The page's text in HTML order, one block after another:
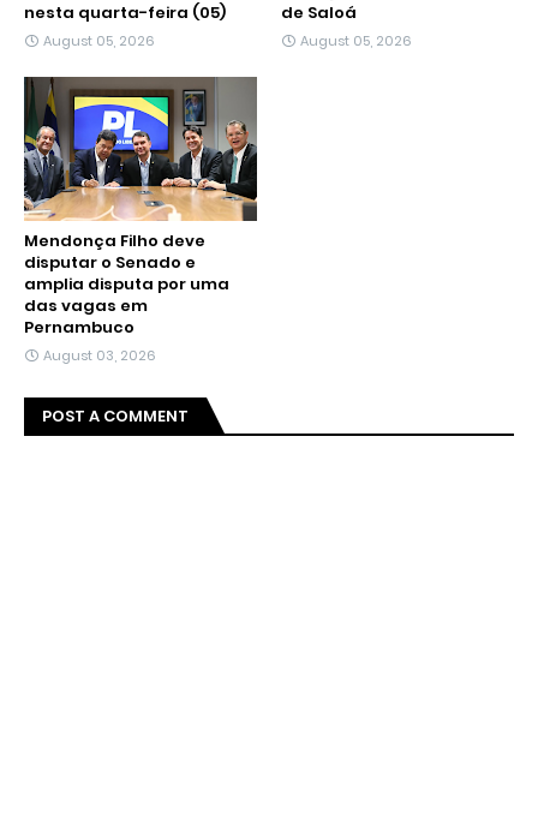
nesta quarta-feira (05)
August 05, 2026
de Saloá
August 05, 2026
Mendonça Filho deve
disputar o Senado e
amplia disputa por uma
das vagas em
Pernambuco
August 03, 2026
POST A COMMENT